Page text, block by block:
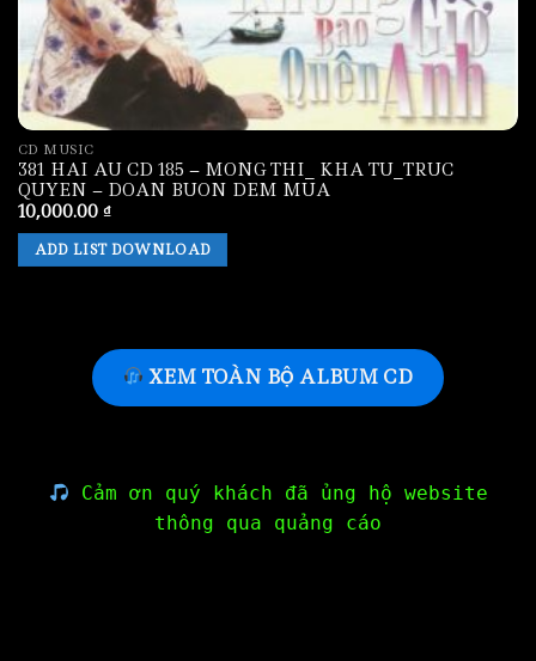
CD MUSIC
381 HAI AU CD 185 – MONG THI_ KHA TU_TRUC
QUYEN – DOAN BUON DEM MUA
10,000.00 ₫
ADD LIST DOWNLOAD
XEM TOÀN BỘ ALBUM CD
Cảm ơn quý khách đã ủng hộ website
thông qua quảng cáo